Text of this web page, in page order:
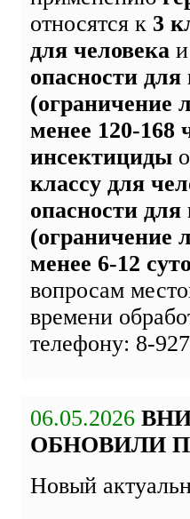
относятся к 3
для человека
опасности для
(ограничение
менее 120-168
инсектициды
классу для
опасности для
(ограничение
менее 6-12
вопросам
времени
телефону: 8-
06.05.2026
ОБНОВИЛИ
Новый